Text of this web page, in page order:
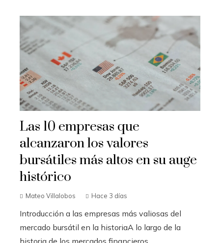
Las 10 empresas que
alcanzaron los valores
bursátiles más altos en su auge
histórico
Mateo Villalobos Hace 3 días
Introducción a las empresas más valiosas del
mercado bursátil en la historiaA lo largo de la
historia de los mercados financieros,